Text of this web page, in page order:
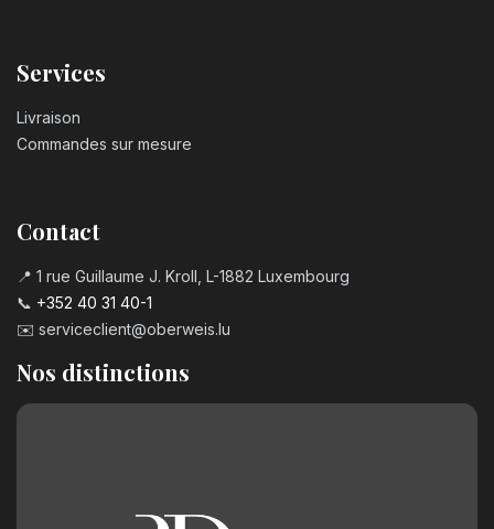
Services
Livraison
Commandes sur mesure
Contact
📍 1 rue Guillaume J. Kroll, L-1882 Luxembourg
📞 +352 40 31 40-1
✉️ serviceclient@oberweis.lu
Nos distinctions